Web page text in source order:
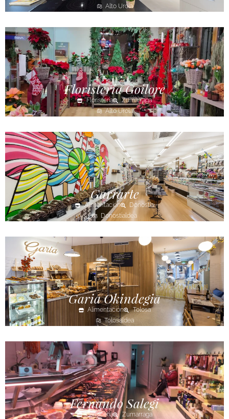
Alto Urola
Floristería Goilore
Floristería
Zumarraga
Alto Urola
Garrarte
Alimentación
Donostia
Donostialdea
Garia Okindegia
Alimentación
Tolosa
Tolosaldea
Fernando Salegi
Carnicería
Zumarraga